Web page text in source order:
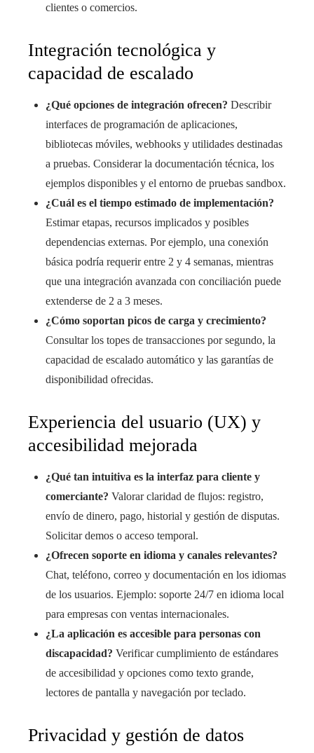
clientes o comercios.
Integración tecnológica y
capacidad de escalado
¿Qué opciones de integración ofrecen? Describir
interfaces de programación de aplicaciones,
bibliotecas móviles, webhooks y utilidades destinadas
a pruebas. Considerar la documentación técnica, los
ejemplos disponibles y el entorno de pruebas sandbox.
¿Cuál es el tiempo estimado de implementación?
Estimar etapas, recursos implicados y posibles
dependencias externas. Por ejemplo, una conexión
básica podría requerir entre 2 y 4 semanas, mientras
que una integración avanzada con conciliación puede
extenderse de 2 a 3 meses.
¿Cómo soportan picos de carga y crecimiento?
Consultar los topes de transacciones por segundo, la
capacidad de escalado automático y las garantías de
disponibilidad ofrecidas.
Experiencia del usuario (UX) y
accesibilidad mejorada
¿Qué tan intuitiva es la interfaz para cliente y
comerciante? Valorar claridad de flujos: registro,
envío de dinero, pago, historial y gestión de disputas.
Solicitar demos o acceso temporal.
¿Ofrecen soporte en idioma y canales relevantes?
Chat, teléfono, correo y documentación en los idiomas
de los usuarios. Ejemplo: soporte 24/7 en idioma local
para empresas con ventas internacionales.
¿La aplicación es accesible para personas con
discapacidad? Verificar cumplimiento de estándares
de accesibilidad y opciones como texto grande,
lectores de pantalla y navegación por teclado.
Privacidad y gestión de datos